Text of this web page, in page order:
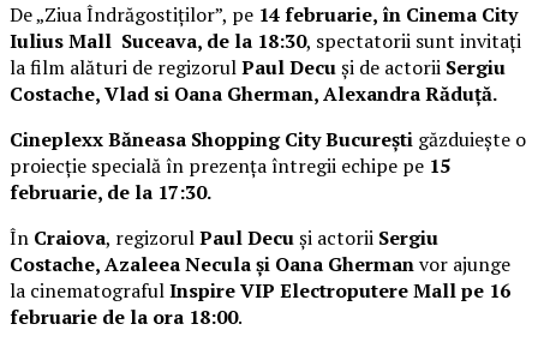
De „Ziua Îndrăgostiților”, pe 14 februarie, în Cinema City
Iulius Mall Suceava, de la 18:30, spectatorii sunt invitați
la film alături de regizorulPaul Decuși de actorii Sergiu
Costache, Vlad si Oana Gherman, Alexandra Răduță.
Cineplexx Băneasa Shopping City București găzduiește o
proiecție specială în prezența întregii echipe pe 15
februarie, de la 17:30.
În Craiova, regizorulPaul Decuși actorii Sergiu
Costache, Azaleea Necula și Oana Ghermanvor ajunge
la cinematografulInspire VIP Electroputere Mall pe 16
februarie de la ora 18:00.